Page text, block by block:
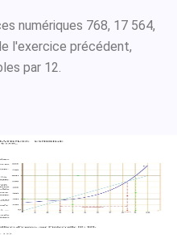
numériques 768, 17 564,
l'exercice précédent,
par 12.